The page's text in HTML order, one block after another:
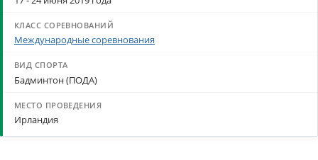
Международные соревнования
Бадминтон (ПОДА)
Ирландия